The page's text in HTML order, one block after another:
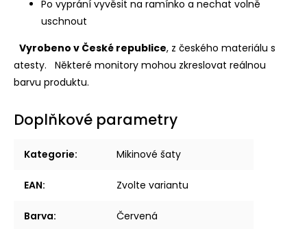
Po vyprání vyvěsit na ramínko a nechat volně
uschnout
Vyrobeno v České republice, z českého materiálu s
atesty.
Některé monitory mohou zkreslovat reálnou
barvu produktu.
Doplňkové parametry
Kategorie: Mikinové šaty
EAN: Zvolte variantu
Barva: Červená